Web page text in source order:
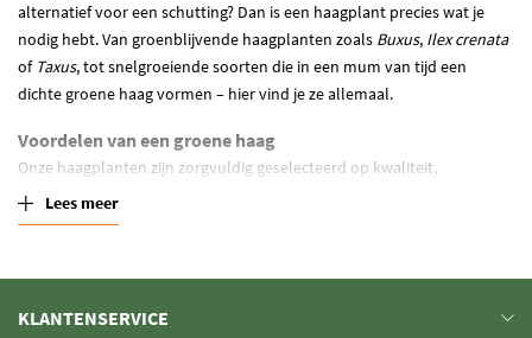
alternatief voor een schutting? Dan is een haagplant precies wat je
nodig hebt. Van groenblijvende haagplanten zoals Buxus, Ilex crenata
of Taxus, tot snelgroeiende soorten die in een mum van tijd een
dichte groene haag vormen – hier vind je ze allemaal.
Voordelen van een groene haag
Onze haagplanten zijn zorgvuldig geselecteerd op kwaliteit,
groeikracht en onderhoudsgemak. Ze zijn geschikt voor zowel kleine
stadstuinen als grote percelen, en je kunt zelf kiezen of je gaat voor
Wil je een haag kopen die het hele jaar door mooi blijft? Dan zijn
Lees meer
KLANTENSERVICE